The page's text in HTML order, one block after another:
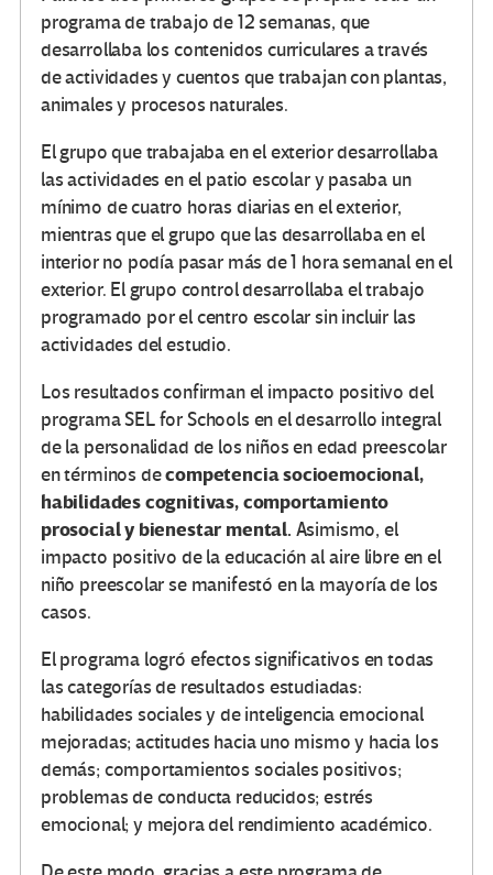
programa de trabajo de 12 semanas, que
desarrollaba los contenidos curriculares a través
de actividades y cuentos que trabajan con plantas,
animales y procesos naturales.
El grupo que trabajaba en el exterior desarrollaba
las actividades en el patio escolar y pasaba un
mínimo de cuatro horas diarias en el exterior,
mientras que el grupo que las desarrollaba en el
interior no podía pasar más de 1 hora semanal en el
exterior. El grupo control desarrollaba el trabajo
programado por el centro escolar sin incluir las
actividades del estudio.
Los resultados confirman el impacto positivo del
programa SEL for Schools en el desarrollo integral
de la personalidad de los niños en edad preescolar
en términos decompetencia socioemocional,
habilidades cognitivas, comportamiento
prosocial y bienestar mental. Asimismo, el
impacto positivo de la educación al aire libre en el
niño preescolar se manifestó en la mayoría de los
casos.
El programa logró efectos significativos en todas
las categorías de resultados estudiadas:
habilidades sociales y de inteligencia emocional
mejoradas; actitudes hacia uno mismo y hacia los
demás; comportamientos sociales positivos;
problemas de conducta reducidos; estrés
emocional; y mejora del rendimiento académico.